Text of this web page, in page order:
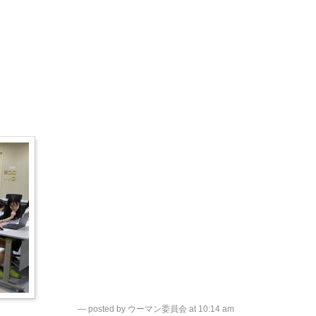
— posted by ウーマン委員会 at 10:14 am